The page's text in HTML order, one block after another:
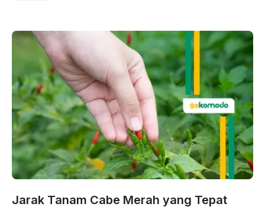
Jarak Tanam Cabe Merah yang Tepat